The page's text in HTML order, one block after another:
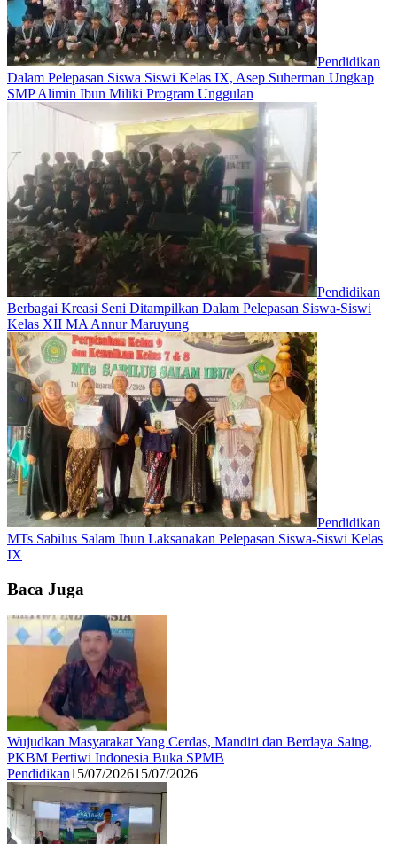
Pendidikan
Dalam Pelepasan Siswa Siswi Kelas IX, Asep Suherman Ungkap
SMP Alimin Ibun Miliki Program Unggulan
Pendidikan
Berbagai Kreasi Seni Ditampilkan Dalam Pelepasan Siswa-Siswi
Kelas XII MA Annur Maruyung
Pendidikan
MTs Sabilus Salam Ibun Laksanakan Pelepasan Siswa-Siswi Kelas
IX
Baca Juga
Wujudkan Masyarakat Yang Cerdas, Mandiri dan Berdaya Saing,
PKBM Pertiwi Indonesia Buka SPMB
Pendidikan15/07/202615/07/2026